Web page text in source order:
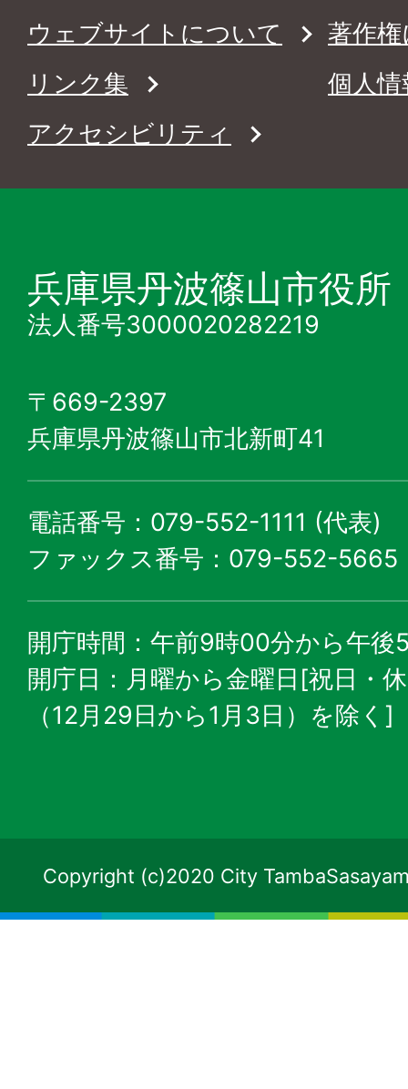
ウェブサイトについて
著作
リンク集
個人
アクセシビリティ
兵庫県丹波篠山市役所
法人番号3000020282219
〒669-2397
兵庫県丹波篠山市北新町41
電話番号：079-552-1111 (代表)
ファックス番号：079-552-5665
開庁時間：午前9時00分から午後
開庁日：月曜から金曜日[祝日・
（12月29日から1月3日）を除く]
Copyright (c)2020 City